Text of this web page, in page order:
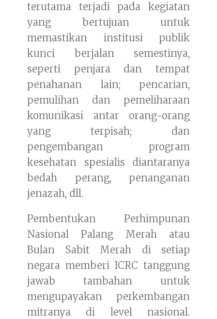
terutama terjadi pada kegiatan
yang bertujuan untuk
memastikan institusi publik
kunci berjalan semestinya,
seperti penjara dan tempat
penahanan lain; pencarian,
pemulihan dan pemeliharaan
komunikasi antar orang-orang
yang terpisah; dan
pengembangan program
kesehatan spesialis diantaranya
bedah perang, penanganan
jenazah, dll.
Pembentukan Perhimpunan
Nasional Palang Merah atau
Bulan Sabit Merah di setiap
negara memberi ICRC tanggung
jawab tambahan untuk
mengupayakan perkembangan
mitranya di level nasional.